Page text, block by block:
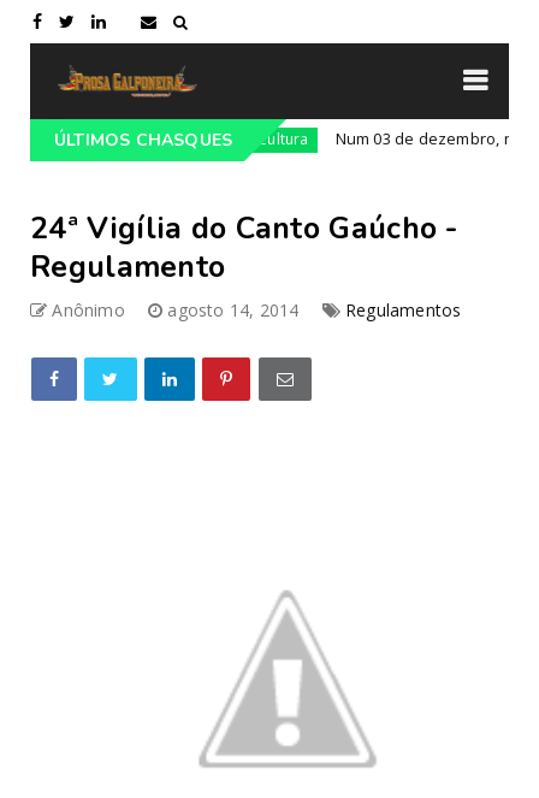
ÚLTIMOS CHASQUES
cultural' do RS Cultura Num 03 de dezembro, nascia Luis
24ª Vigília do Canto Gaúcho -
Regulamento
Anônimo agosto 14, 2014 Regulamentos